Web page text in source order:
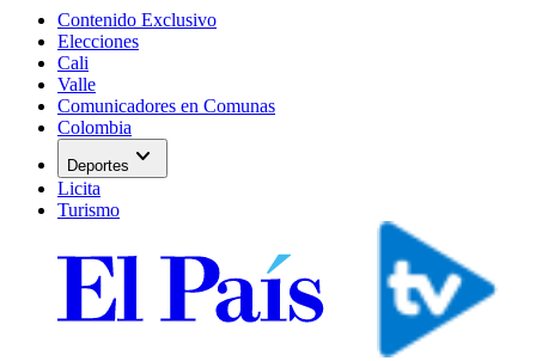
Contenido Exclusivo
Elecciones
Cali
Valle
Comunicadores en Comunas
Colombia
Deportes expand_more
Licita
Turismo